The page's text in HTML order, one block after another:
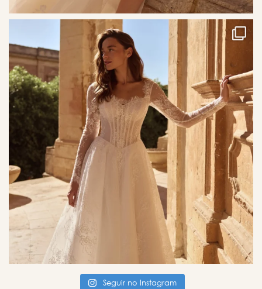
Seguir no Instagram